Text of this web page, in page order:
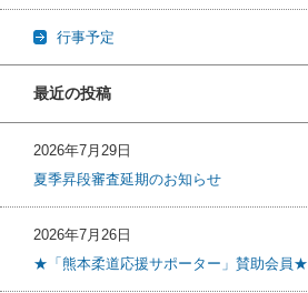
行事予定
最近の投稿
2026年7月29日
夏季昇段審査延期のお知らせ
2026年7月26日
★「熊本柔道応援サポーター」賛助会員★